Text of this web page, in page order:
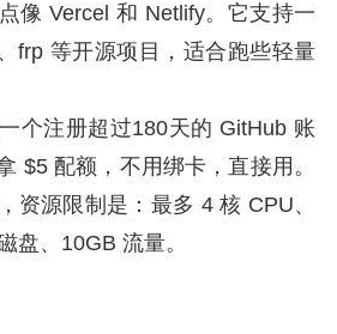
像 Vercel 和 Netlify。它支持一
frp 等开源项目，适合跑些轻量
个注册超过180天的 GitHub 账
$5 配额，不用绑卡，直接用。
资源限制是：最多 4 核 CPU、
盘、10GB 流量。